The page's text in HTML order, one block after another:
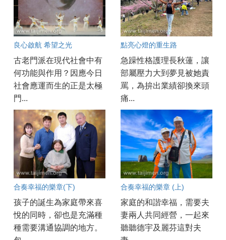
良心啟航 希望之光
古老門派在現代社會中有
何功能與作用？因應今日
社會應運而生的正是太極
門...
點亮心燈的重生路
急躁性格護理長秋蓮，讓
部屬壓力大到夢見被她責
罵，為拚出業績卻換來頭
痛...
合奏幸福的樂章(下)
孩子的誕生為家庭帶來喜
悅的同時，卻也是充滿種
種需要溝通協調的地方。
合奏幸福的樂章 (上)
家庭的和諧幸福，需要夫
妻兩人共同經營，一起來
聽聽德宇及麗芬這對夫